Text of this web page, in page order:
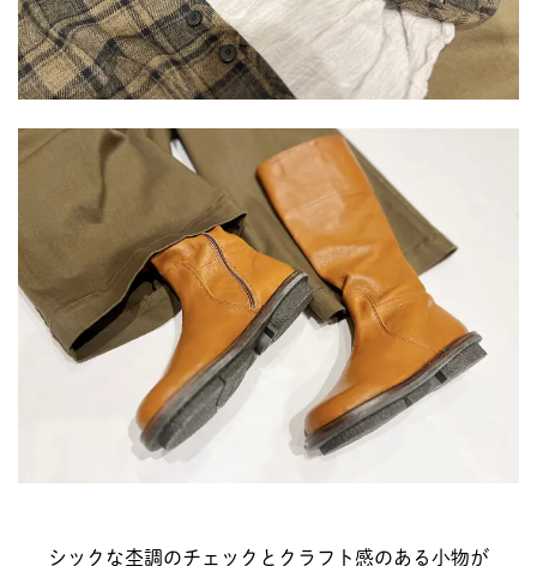
シックな杢調のチェックとクラフト感のある小物が